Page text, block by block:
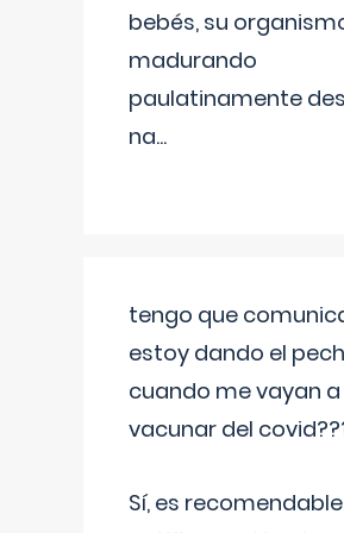
bebés, su
madurando
paulatinamente
na...
tengo que
estoy dando el
cuando me vayan a
vacunar del
Sí, es